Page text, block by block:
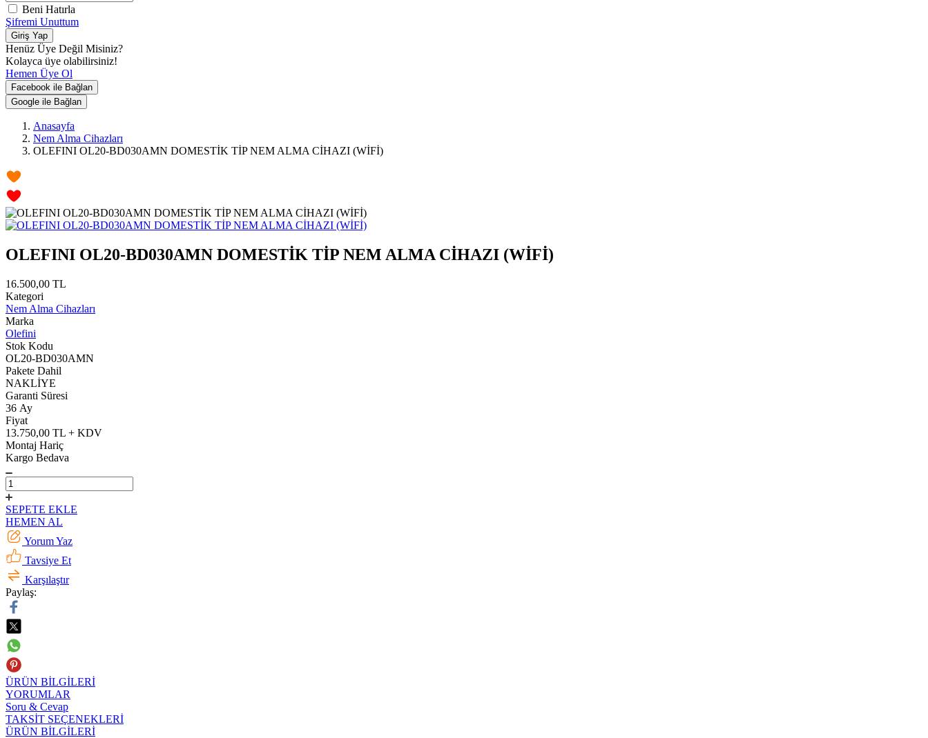
Beni Hatırla
Şifremi Unuttum
Giriş Yap
Henüz Üye Değil Misiniz?
Kolayca üye olabilirsiniz!
Hemen Üye Ol
Facebook ile Bağlan
Google ile Bağlan
Anasayfa
Nem Alma Cihazları
OLEFINI OL20-BD030AMN DOMESTİK TİP NEM ALMA CİHAZI (WİFİ)
OLEFINI OL20-BD030AMN DOMESTİK TİP NEM ALMA CİHAZI (WİFİ)
16.500,00 TL
Kategori
Nem Alma Cihazları
Marka
Olefini
Stok Kodu
OL20-BD030AMN
Pakete Dahil
NAKLİYE
Garanti Süresi
36 Ay
Fiyat
13.750,00 TL + KDV
Montaj Hariç
Kargo Bedava
SEPETE EKLE
HEMEN AL
Yorum Yaz
Tavsiye Et
Karşılaştır
Paylaş:
ÜRÜN BİLGİLERİ
YORUMLAR
Soru & Cevap
TAKSİT SEÇENEKLERİ
ÜRÜN BİLGİLERİ